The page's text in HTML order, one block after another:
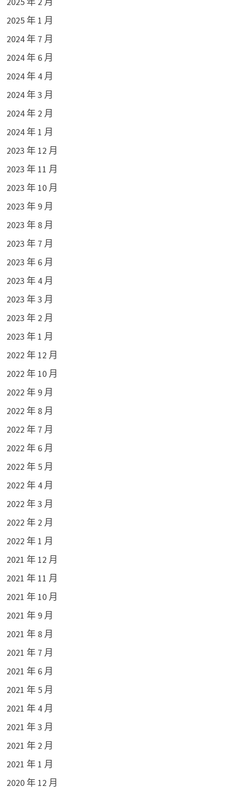
2025 年 1 月
2024 年 7 月
2024 年 6 月
2024 年 4 月
2024 年 3 月
2024 年 2 月
2024 年 1 月
2023 年 12 月
2023 年 11 月
2023 年 10 月
2023 年 9 月
2023 年 8 月
2023 年 7 月
2023 年 6 月
2023 年 4 月
2023 年 3 月
2023 年 2 月
2023 年 1 月
2022 年 12 月
2022 年 10 月
2022 年 9 月
2022 年 8 月
2022 年 7 月
2022 年 6 月
2022 年 5 月
2022 年 4 月
2022 年 3 月
2022 年 2 月
2022 年 1 月
2021 年 12 月
2021 年 11 月
2021 年 10 月
2021 年 9 月
2021 年 8 月
2021 年 7 月
2021 年 6 月
2021 年 5 月
2021 年 4 月
2021 年 3 月
2021 年 2 月
2021 年 1 月
2020 年 12 月